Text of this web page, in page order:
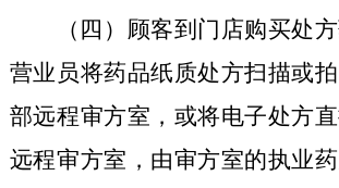
（四）顾客到门店购买处
营业员将药品纸质处方扫描或
部远程审方室， 或将电子处方
远程审方室 ， 由审方室的执业